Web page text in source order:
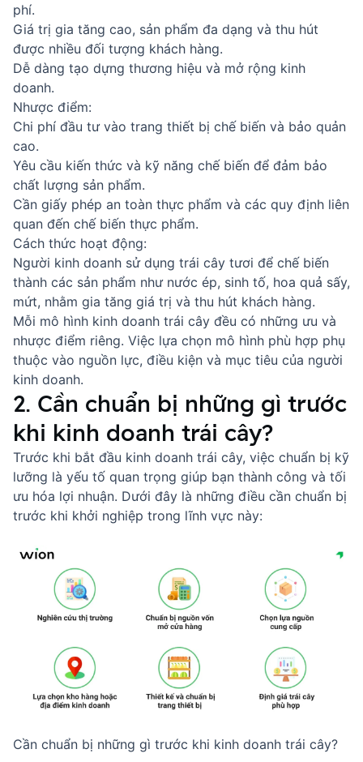
phí.
Giá trị gia tăng cao, sản phẩm đa dạng và thu hút
được nhiều đối tượng khách hàng.
Dễ dàng tạo dựng thương hiệu và mở rộng kinh
doanh.
Nhược điểm:
Chi phí đầu tư vào trang thiết bị chế biến và bảo quản
cao.
Yêu cầu kiến thức và kỹ năng chế biến để đảm bảo
chất lượng sản phẩm.
Cần giấy phép an toàn thực phẩm và các quy định liên
quan đến chế biến thực phẩm.
Cách thức hoạt động:
Người kinh doanh sử dụng trái cây tươi để chế biến
thành các sản phẩm như nước ép, sinh tố, hoa quả sấy,
mứt, nhằm gia tăng giá trị và thu hút khách hàng.
Mỗi mô hình kinh doanh trái cây đều có những ưu và
nhược điểm riêng. Việc lựa chọn mô hình phù hợp phụ
thuộc vào nguồn lực, điều kiện và mục tiêu của người
kinh doanh.
2. Cần chuẩn bị những gì trước
khi kinh doanh trái cây?
Trước khi bắt đầu kinh doanh trái cây, việc chuẩn bị kỹ
lưỡng là yếu tố quan trọng giúp bạn thành công và tối
ưu hóa lợi nhuận. Dưới đây là những điều cần chuẩn bị
trước khi khởi nghiệp trong lĩnh vực này:
Cần chuẩn bị những gì trước khi kinh doanh trái cây?